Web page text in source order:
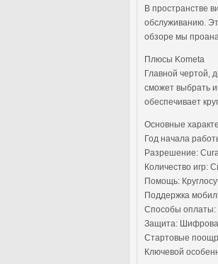
В пространстве
обслуживанию.
обзоре мы
Плюсы Kometa
Главной чертой,
сможет выбрать
обеспечивает
Основные
Год начала
Разрешение:
Количество игр:
Помощь:
Поддержка
Способы оплаты:
Защита:
Стартовые
Ключевой